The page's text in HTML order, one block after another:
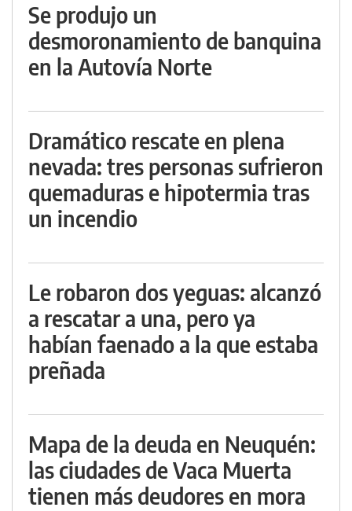
Se produjo un
desmoronamiento de banquina
en la Autovía Norte
Dramático rescate en plena
nevada: tres personas sufrieron
quemaduras e hipotermia tras
un incendio
Le robaron dos yeguas: alcanzó
a rescatar a una, pero ya
habían faenado a la que estaba
preñada
Mapa de la deuda en Neuquén:
las ciudades de Vaca Muerta
tienen más deudores en mora